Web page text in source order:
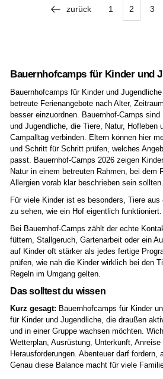
zurück 1 2 3
Bauernhofcamps für Kinder und
Bauernhofcamps für Kinder und
betreute Ferienangebote nach Alter,
besser einzuordnen. Bauernhof-Camps
und Jugendliche, die Tiere, Natur, Hofleben
Campalltag verbinden. Eltern können hier
und Schritt für Schritt prüfen, welches
passt. Bauernhof-Camps 2026 zeigen
Natur in einem betreuten Rahmen, bei dem
Allergien vorab klar beschrieben sein sollten.
Für viele Kinder ist es besonders, Tiere aus
zu sehen, wie ein Hof eigentlich funktioniert.
Bei Bauernhof-Camps zählt der echte
füttern, Stallgeruch, Gartenarbeit oder ein
auf Kinder oft stärker als jedes fertige
prüfen, wie nah die Kinder wirklich bei den
Regeln im Umgang gelten.
Das solltest du wissen
Kurz gesagt: Bauernhofcamps für Kinder
für Kinder und Jugendliche, die draußen
und in einer Gruppe wachsen möchten.
Wetterplan, Ausrüstung, Unterkunft,
Herausforderungen. Abenteuer darf fordern,
Genau diese Balance macht für viele